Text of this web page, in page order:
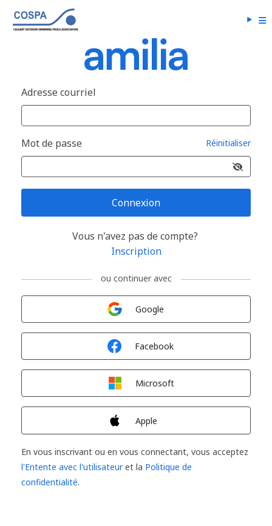
Adresse courriel
Mot de passe Réinitialiser
Connexion
Vous n'avez pas de compte?
Inscription
ou continuer avec
Google
Facebook
Microsoft
Apple
En vous inscrivant ou en vous connectant, vous acceptez
l'Entente avec l'utilisateuret la Politique de
confidentialité.